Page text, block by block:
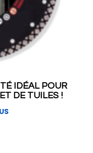
IDÉAL POUR
DE TUILES !